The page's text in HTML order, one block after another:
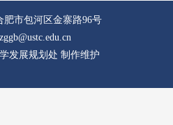
肥市包河区金寨路96号
发展规划处 制作维护